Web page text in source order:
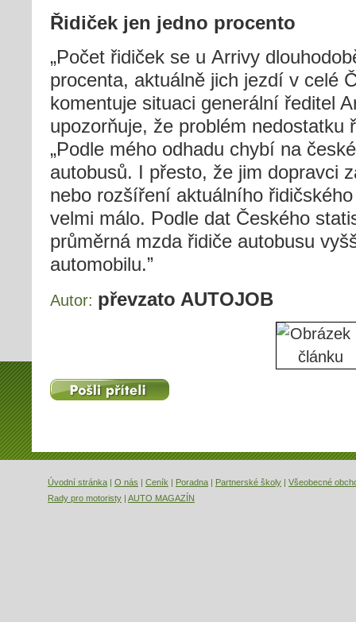
Řidiček jen jedno procento
„Počet řidiček se u Arrivy
procenta, aktuálně jich jezdí v celé
komentuje situaci generální ředitel
upozorňuje, že problém nedostatku
„Podle mého odhadu chybí na
autobusů. I přesto, že jim dopravci
nebo rozšíření aktuálního
velmi málo. Podle dat Českého
průměrná mzda řidiče autobusu
automobilu.”
Autor: převzato AUTOJOB
Pošli příteli
Úvodní stránka O nás Ceník Poradna Partnerské školy
Všeobecné
Rady pro motoristy
AUTO MAGAZÍN